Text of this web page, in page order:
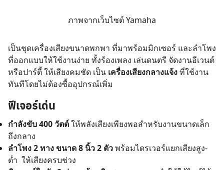
ภาพจากเว็บไซต์ Yamaha
เป็นชุดเครื่องเสียงขนาดพกพา ที่มาพร้อมมิกเซอร์ และลำโพง
ที่ออกแบบให้ใช้งานง่าย ทั้งร้องเพลง เล่นดนตรี จัดงานอีเวนต์
หรือปาร์ตี้ ให้เสียงคมชัด เป็น เครื่องเสียงกลางแจ้งที่ใช้งาน
ทันทีโดยไม่ต้องซื้ออุปกรณ์เพิ่ม
ฟีเจอร์เด่น
กำลังขับ 400 วัตต์ให้พลังเสียงเพียงพอสำหรับงานขนาดเล็ก
ถึงกลาง
ลำโพง 2 ทาง ขนาด 8 นิ้ว 2 ตัวพร้อมไดรเวอร์แยกเสียงสูง-
ต่ำ ให้เสียงครบช่วง